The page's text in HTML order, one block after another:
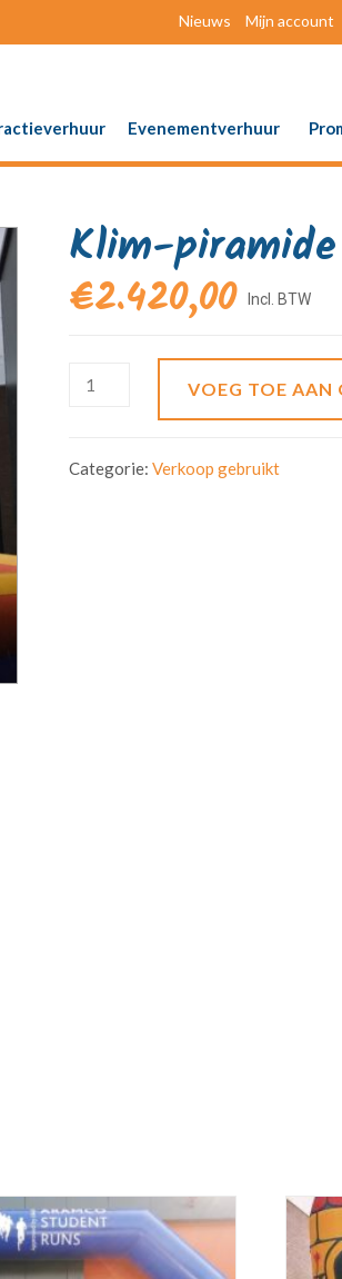
Nieuws Mijn account
Evenementverhuur
Klim-
€2.420,00
VOEG TOE AAN
Categorie: Verkoop gebruikt